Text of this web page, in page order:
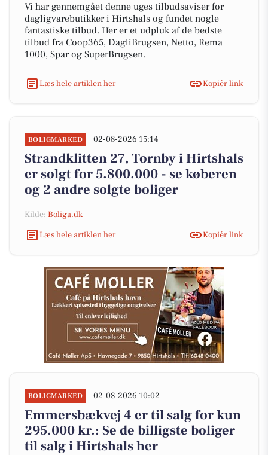
Vi har gennemgået denne uges tilbudsaviser for
dagligvarebutikker i Hirtshals og fundet nogle
fantastiske tilbud. Her er et udpluk af de bedste
tilbud fra Coop365, DagliBrugsen, Netto, Rema
1000, Spar og SuperBrugsen.
Læs hele artiklen her Kopiér link
BOLIGMARKED 02-08-2026 15:14
Strandklitten 27, Tornby i Hirtshals
er solgt for 5.800.000 - se køberen
og 2 andre solgte boliger
Kilde: Boliga.dk
Læs hele artiklen her
Kopiér link
BOLIGMARKED 02-08-2026 10:02
Emmersbækvej 4 er til salg for kun
295.000 kr.: Se de billigste boliger
til salg i Hirtshals her